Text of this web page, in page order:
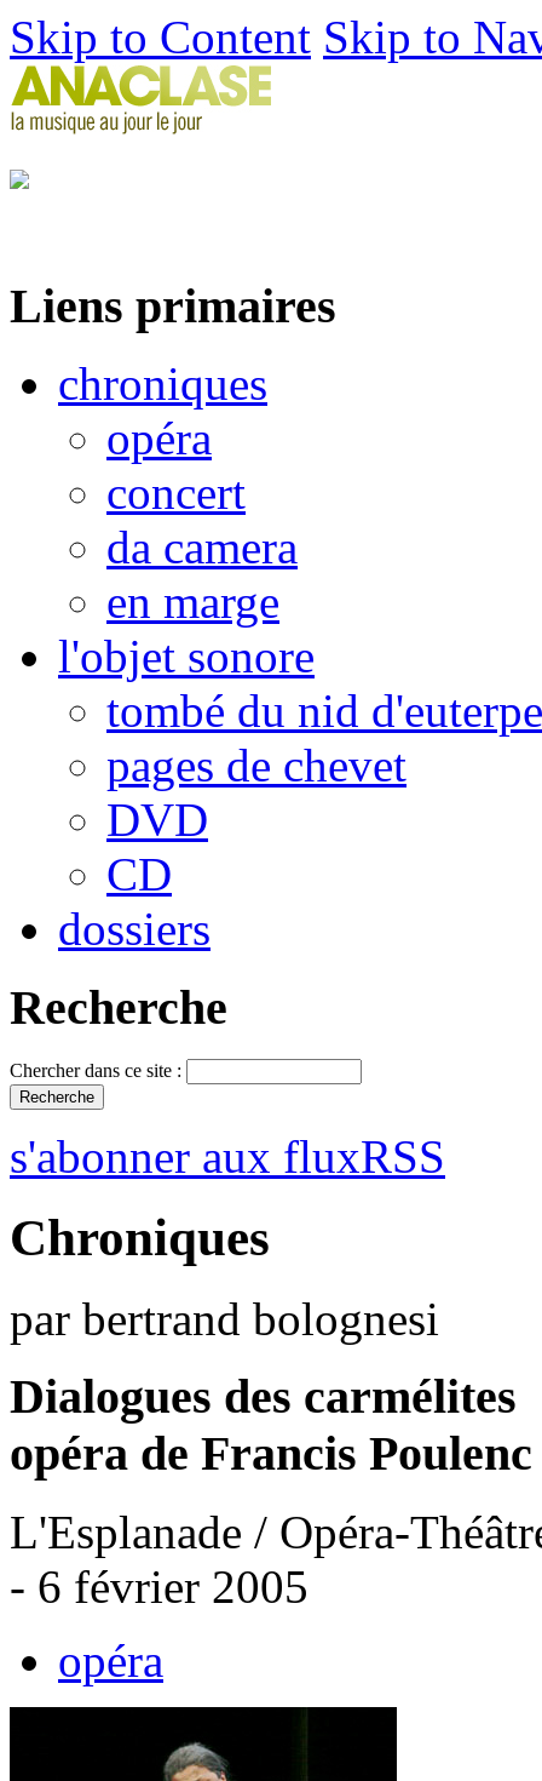
Skip to Content Skip to
Liens primaires
chroniques
opéra
concert
da camera
en marge
l'objet sonore
tombé du nid d'euterpe
pages de chevet
DVD
CD
dossiers
Recherche
Chercher dans ce site :
s'abonner aux fluxRSS
Chroniques
par bertrand bolognesi
Dialogues des carmélites
opéra de Francis Poulenc
L'Esplanade / Opéra-
- 6 février 2005
opéra